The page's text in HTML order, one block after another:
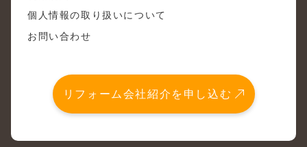
個人情報の取り扱いについて
お問い合わせ
リフォーム会社紹介を申し込む